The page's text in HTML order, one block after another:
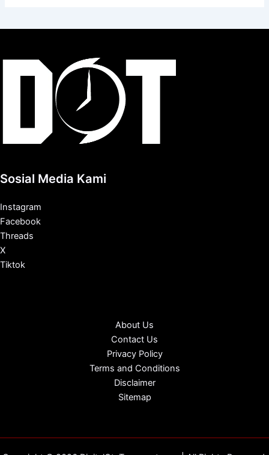
Sosial Media Kami
Instagram
Facebook
Threads
X
Tiktok
About Us
Contact Us
Privacy Policy
Terms and Conditions
Disclaimer
Sitemap